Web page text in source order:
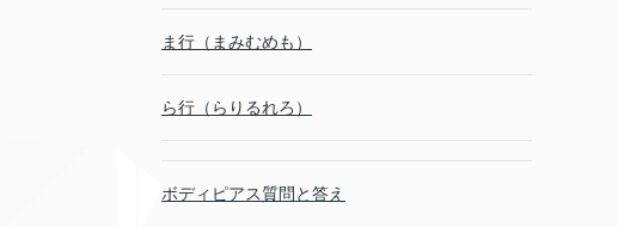
ま行（まみむめも）
ら行（らりるれろ）
ボディピアス質問と答え